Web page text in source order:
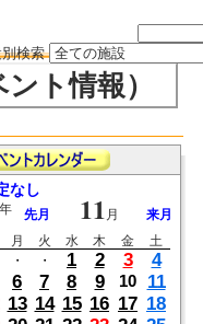
別検索
ト情報）
なし
先月 11 月
来月
月 火 水 木 金
土
・ ・ 1 2 3
4
6 7 8 9 10
11
13 14 15 16 17 18